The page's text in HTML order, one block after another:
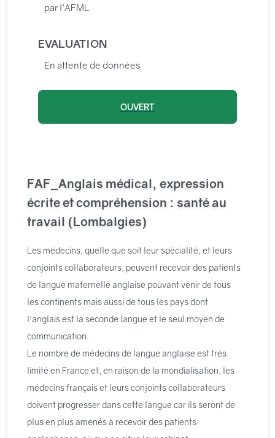
FAF_Anglais médical, expression
écrite et compréhension : santé au
travail (Lombalgies)
Les médecins, quelle que soit leur spécialité, et leurs
conjoints collaborateurs, peuvent recevoir des patients
de langue maternelle anglaise pouvant venir de tous
les continents mais aussi de tous les pays dont
l'anglais est la seconde langue et le seul moyen de
communication.
Le nombre de médecins de langue anglaise est très
limité en France et, en raison de la mondialisation, les
médecins français et leurs conjoints collaborateurs
doivent progresser dans cette langue car ils seront de
plus en plus amenés à recevoir des patients
par l'AFML
EVALUATION
En attente de données
OUVERT